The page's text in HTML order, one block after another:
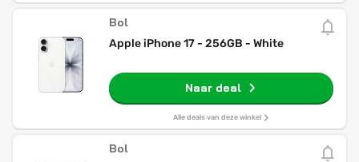
Bol
Apple iPhone 17 - 256GB - White
Naar deal
Alle deals van deze winkel
Bol